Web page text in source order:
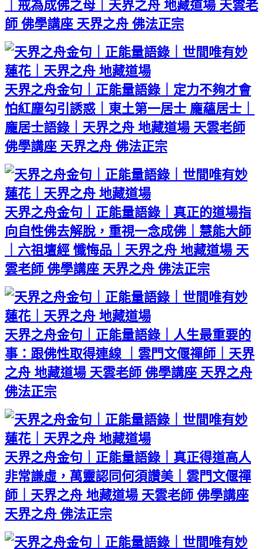
｜戒為成佛之母｜天界之舟 地藏道場 天雲老
師 佛學講座 天界之舟 佛法正宗
天界之舟金句｜正能量語錄｜定力不夠才會
怕紅塵勾引誘惑｜東土第一居士 龐蘊居士｜
龐居士語錄｜天界之舟 地藏道場 天雲老師
佛學講座 天界之舟 佛法正宗
天界之舟金句｜正能量語錄｜真正的道場指
向自性佛去解脫，重視一念成佛｜慧能大師
｜六祖壇經 懺悔品｜天界之舟 地藏道場 天
雲老師 佛學講座 天界之舟 佛法正宗
天界之舟金句｜正能量語錄｜人生最重要的
事：跟佛性取得連線 ｜雲門文偃禪師｜天界
之舟 地藏道場 天雲老師 佛學講座 天界之舟
佛法正宗
天界之舟金句｜正能量語錄｜真正得道高人
非常謙虛，萬靈認同何須讚美｜雲門文偃禪
師｜天界之舟 地藏道場 天雲老師 佛學講座
天界之舟 佛法正宗